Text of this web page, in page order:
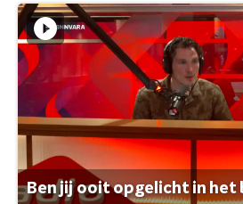
Ben jij ooit opgelicht in het